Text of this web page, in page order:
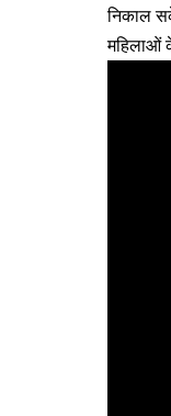
निकाल
महिलाओं